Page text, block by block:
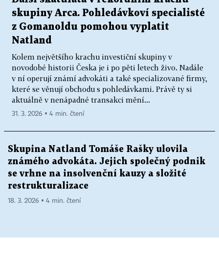
skupiny Arca. Pohledávkoví specialisté
z Gomanoldu pomohou vyplatit
Natland
Kolem největšího krachu investiční skupiny v
novodobé historii Česka je i po pěti letech živo. Nadále
v ní operují známí advokáti a také specializované firmy,
které se věnují obchodu s pohledávkami. Právě ty si
aktuálně v nenápadné transakci mění...
31. 3. 2026 ▪ 4 min. čtení
Skupina Natland Tomáše Rašky ulovila
známého advokáta. Jejich společný podnik
se vrhne na insolvenční kauzy a složité
restrukturalizace
18. 3. 2026 ▪ 4 min. čtení